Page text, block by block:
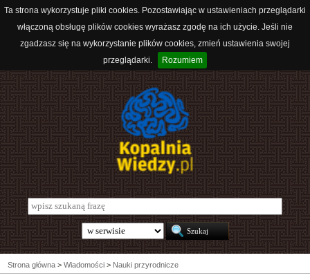
Ta strona wykorzystuje pliki cookies. Pozostawiając w ustawieniach przeglądarki
włączoną obsługę plików cookies wyrażasz zgodę na ich użycie. Jeśli nie
zgadzasz się na wykorzystanie plików cookies, zmień ustawienia swojej
przeglądarki.
Rozumiem
Strona główna > Wiadomości > Nauki przyrodnicze